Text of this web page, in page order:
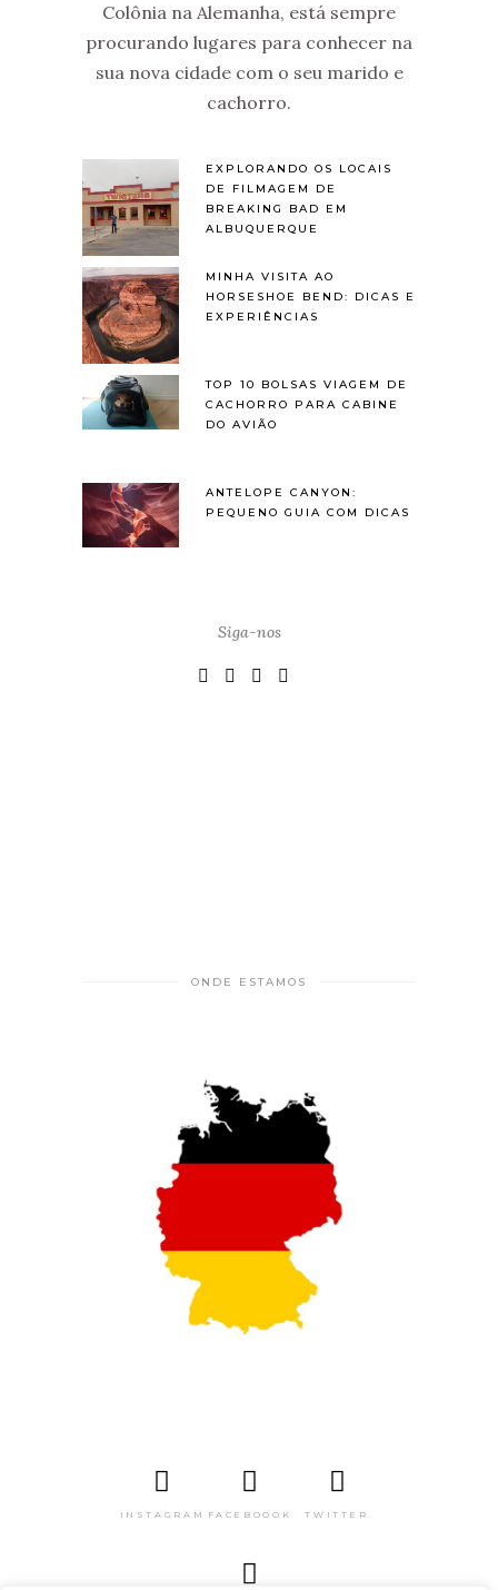
Colônia na Alemanha, está sempre
procurando lugares para conhecer na
sua nova cidade com o seu marido e
cachorro.
EXPLORANDO OS LOCAIS
DE FILMAGEM DE
BREAKING BAD EM
ALBUQUERQUE
MINHA VISITA AO
HORSESHOE BEND: DICAS E
EXPERIÊNCIAS
TOP 10 BOLSAS VIAGEM DE
CACHORRO PARA CABINE
DO AVIÃO
ANTELOPE CANYON:
PEQUENO GUIA COM DICAS
Siga-nos
ONDE ESTAMOS
INSTAGRAM FACEBOOOK TWITTER